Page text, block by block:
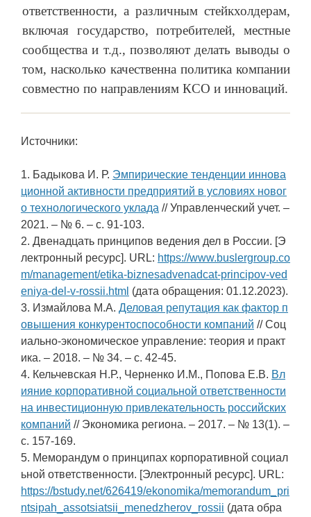
ответственности, а различным стейкхолдерам,
включая государство, потребителей, местные
сообщества и т.д., позволяют делать выводы о
том, насколько качественна политика компании
совместно по направлениям КСО и инноваций.
Источники:
1. Бадыкова И. Р. Эмпирические тенденции иннова
ционной активности предприятий в условиях новог
о технологического уклада // Управленческий учет. –
2021. – № 6. – c. 91-103.
2. Двенадцать принципов ведения дел в России. [Э
лектронный ресурс]. URL: https://www.buslergroup.co
m/management/etika-biznesadvenadcat-principov-ved
eniya-del-v-rossii.html (дата обращения: 01.12.2023).
3. Измайлова М.А. Деловая репутация как фактор п
овышения конкурентоспособности компаний // Соц
иально-экономическое управление: теория и практ
ика. – 2018. – № 34. – c. 42-45.
4. Кельчевская Н.Р., Черненко И.М., Попова Е.В. Вл
ияние корпоративной социальной ответственности
на инвестиционную привлекательность российских
компаний // Экономика региона. – 2017. – № 13(1). –
c. 157-169.
5. Меморандум о принципах корпоративной социал
ьной ответственности. [Электронный ресурс]. URL:
https://bstudy.net/626419/ekonomika/memorandum_pri
ntsipah_assotsiatsii_menedzherov_rossii (дата обра